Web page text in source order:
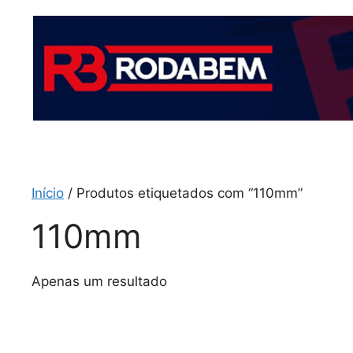
Início / Produtos etiquetados com “110mm”
110mm
Apenas um resultado